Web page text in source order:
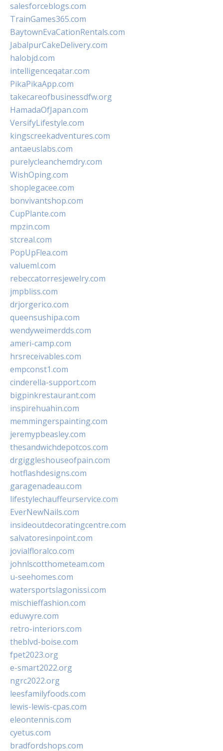
salesforceblogs.com
TrainGames365.com
BaytownEvaCationRentals.com
JabalpurCakeDelivery.com
halobjd.com
intelligenceqatar.com
PikaPikaApp.com
takecareofbusinessdfw.org
HamadaOfJapan.com
VersifyLifestyle.com
kingscreekadventures.com
antaeuslabs.com
purelycleanchemdry.com
WishOping.com
shoplegacee.com
bonvivantshop.com
CupPlante.com
mpzin.com
stcreal.com
PopUpFlea.com
valueml.com
rebeccatorresjewelry.com
jmpbliss.com
drjorgerico.com
queensushipa.com
wendyweimerdds.com
ameri-camp.com
hrsreceivables.com
empconst1.com
cinderella-support.com
bigpinkrestaurant.com
inspirehuahin.com
memmingerspainting.com
jeremypbeasley.com
thesandwichdepotcos.com
drgiggleshouseofpain.com
hotflashdesigns.com
garagenadeau.com
lifestylechauffeurservice.com
EverNewNails.com
insideoutdecoratingcentre.com
salvatoresinpoint.com
jovialfloralco.com
johnlscotthometeam.com
u-seehomes.com
watersportslagonissi.com
mischieffashion.com
eduwyre.com
retro-interiors.com
theblvd-boise.com
fpet2023.org
e-smart2022.org
ngrc2022.org
leesfamilyfoods.com
lewis-lewis-cpas.com
eleontennis.com
cyetus.com
bradfordshops.com